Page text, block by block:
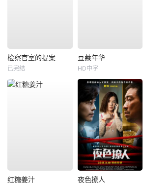
检察官室的提案
已完结
豆蔻年华
HD中字
红糖姜汁 夜色撩人